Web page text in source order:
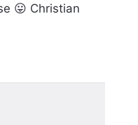
😛 Christian